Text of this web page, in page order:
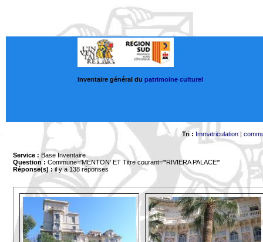
Inventaire général du patrimoine culturel
Tri : Immatriculation|
Service : Base Inventaire
Question : Commune='MENTON' ET Titre courant='*RIVIERA PALACE*'
Réponse(s) :il y a 138 réponses